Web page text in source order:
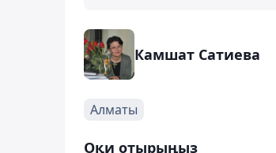
Камшат Сатиева
Алматы
Оқи отырыңыз